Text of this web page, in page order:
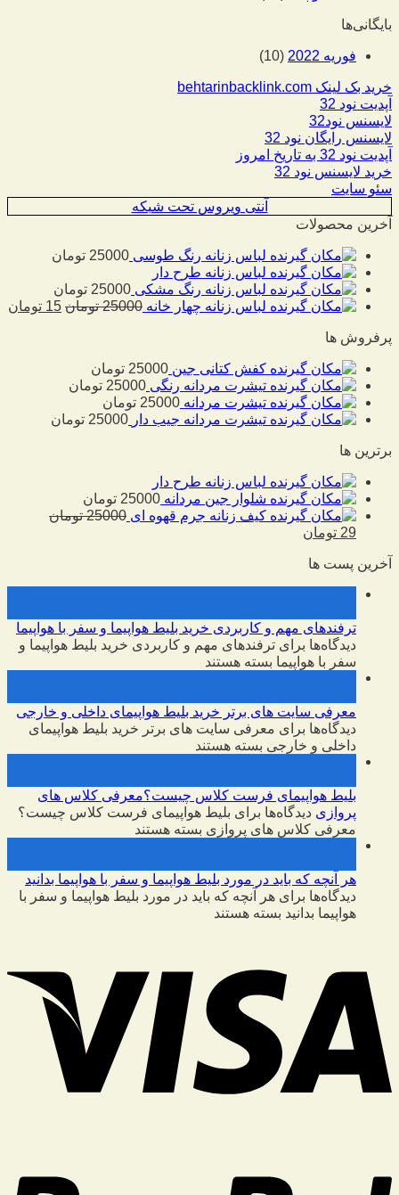
بایگانی‌ها
فوریه 2022 (10)
خرید بک لینک behtarinbacklink.com
آپدیت نود 32
لایسنس نود32
لایسنس رایگان نود 32
آپدیت نود 32 به تاریخ امروز
خرید لایسنس نود 32
سئو سایت
آنتی ویروس تحت شبکه
آخرین محصولات
لباس زنانه رنگ طوسی 25000 تومان
لباس زنانه طرح دار
لباس زنانه رنگ مشکی 25000 تومان
لباس زنانه چهار خانه 25000 تومان 15 تومان
پرفروش ها
کفش کتانی جین 25000 تومان
تیشرت مردانه رنگی 25000 تومان
تیشرت مردانه 25000 تومان
تیشرت مردانه جیب دار 25000 تومان
برترین ها
لباس زنانه طرح دار
شلوار جین مردانه 25000 تومان
کیف زنانه جرم قهوه ای 25000 تومان
29 تومان
آخرین پست ها
ترفندهای مهم و کاربردی خرید بلیط هواپیما و سفر با هواپیما
دیدگاه‌ها برای ترفندهای مهم و کاربردی خرید بلیط هواپیما و
سفر با هواپیما بسته هستند
معرفی سایت های برتر خرید بلیط هواپیمای داخلی و خارجی
دیدگاه‌ها برای معرفی سایت های برتر خرید بلیط هواپیمای
داخلی و خارجی بسته هستند
بلیط هواپیمای فرست کلاس چیست؟معرفی کلاس های
پروازی دیدگاه‌ها برای بلیط هواپیمای فرست کلاس چیست؟
معرفی کلاس های پروازی بسته هستند
هر آنچه که باید در مورد بلیط هواپیما و سفر با هواپیما بدانید
دیدگاه‌ها برای هر آنچه که باید در مورد بلیط هواپیما و سفر با
هواپیما بدانید بسته هستند